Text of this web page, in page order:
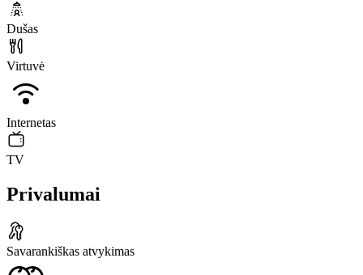
Dušas
Virtuvė
Internetas
TV
Privalumai
Savarankiškas atvykimas